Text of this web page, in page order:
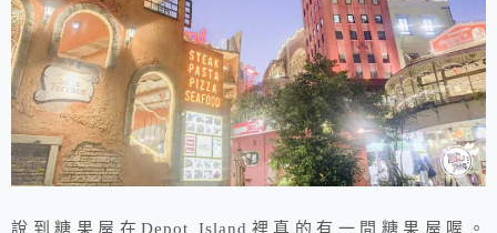
說到糖果屋在Depot Island裡真的有一間糖果屋喔。